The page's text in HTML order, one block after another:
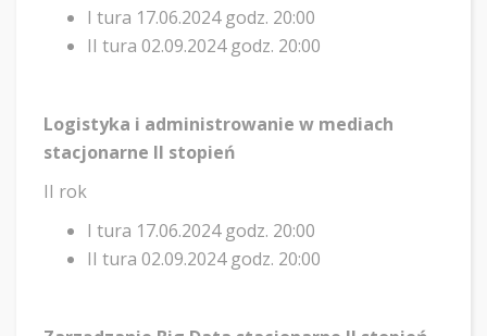
I tura 17.06.2024 godz. 20:00
II tura 02.09.2024 godz. 20:00
Logistyka i administrowanie w mediach
stacjonarne II stopień
II rok
I tura 17.06.2024 godz. 20:00
II tura 02.09.2024 godz. 20:00